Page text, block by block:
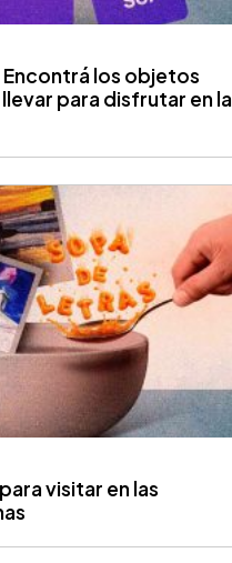
los objetos
para disfrutar en la
visitar en las